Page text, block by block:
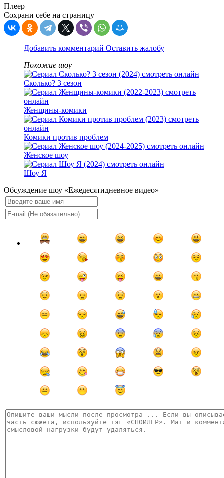
Плеер
Сохрани себе на страницу
Добавить комментарий Оставить жалобу
Похожие шоу
Сколько? 3 сезон
Женщины-комики
Комики против проблем
Женское шоу
Шоу Я
Обсуждение шоу «Ежедесятидневное видео»